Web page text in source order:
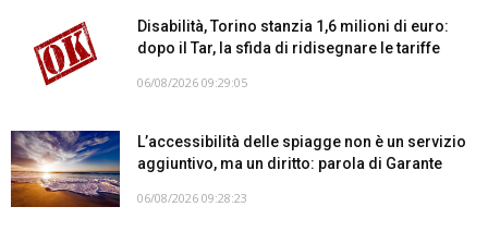
Disabilità, Torino stanzia 1,6 milioni di euro:
dopo il Tar, la sfida di ridisegnare le tariffe
06/08/2026 09:29:05
L’accessibilità delle spiagge non è un servizio
aggiuntivo, ma un diritto: parola di Garante
06/08/2026 09:28:23